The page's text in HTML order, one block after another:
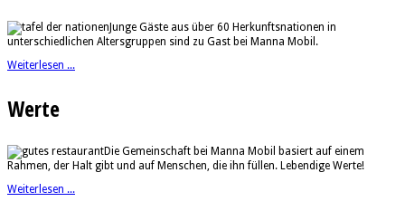
Junge Gäste aus über 60 Herkunftsnationen in
unterschiedlichen Altersgruppen sind zu Gast bei Manna Mobil.
Weiterlesen ...
Werte
Die Gemeinschaft bei Manna Mobil basiert auf einem
Rahmen, der Halt gibt und auf Menschen, die ihn füllen. Lebendige Werte!
Weiterlesen ...